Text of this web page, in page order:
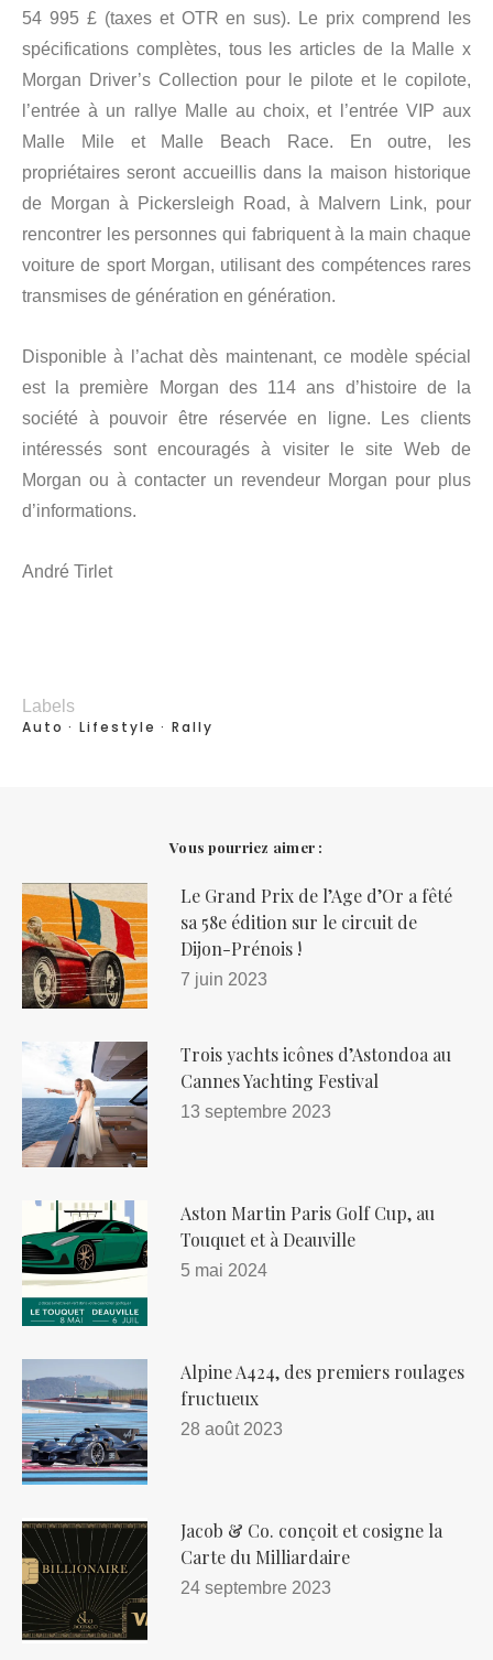
54 995 £ (taxes et OTR en sus). Le prix comprend les
spécifications complètes, tous les articles de la Malle x
Morgan Driver’s Collection pour le pilote et le copilote,
l’entrée à un rallye Malle au choix, et l’entrée VIP aux
Malle Mile et Malle Beach Race. En outre, les
propriétaires seront accueillis dans la maison historique
de Morgan à Pickersleigh Road, à Malvern Link, pour
rencontrer les personnes qui fabriquent à la main chaque
voiture de sport Morgan, utilisant des compétences rares
transmises de génération en génération.
Disponible à l’achat dès maintenant, ce modèle spécial
est la première Morgan des 114 ans d’histoire de la
société à pouvoir être réservée en ligne. Les clients
intéressés sont encouragés à visiter le site Web de
Morgan ou à contacter un revendeur Morgan pour plus
d’informations.
André Tirlet
Labels
Auto
Lifestyle Rally
Vous pourriez aimer :
Le Grand Prix de l’Age d’Or a fêté
sa 58e édition sur le circuit de
Dijon-Prénois !
7 juin 2023
Trois yachts icônes d’Astondoa au
Cannes Yachting Festival
13 septembre 2023
Aston Martin Paris Golf Cup, au
Touquet et à Deauville
5 mai 2024
Alpine A424, des premiers roulages
fructueux
28 août 2023
Jacob & Co. conçoit et cosigne la
Carte du Milliardaire
24 septembre 2023